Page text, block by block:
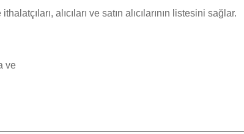
alıcıları ve satın alıcılarının listesini sağlar.
ve